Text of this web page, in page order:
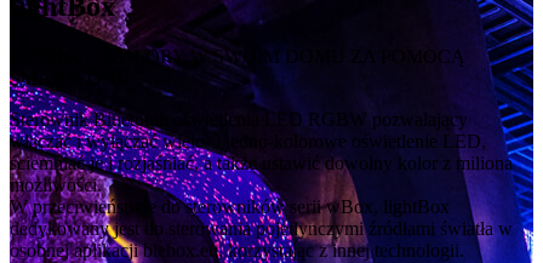
ZMIENIAJ KOLORY W SWOIM DOMU ZA POMOCĄ
SMARTFONU
Sterownik Bluetooth oświetlenia LED RGBW pozwalający
włączać i wyłączać wielo- i jedno-kolorowe oświetlenie LED,
ściemniać je i rozjaśniać, a także ustawić dowolny kolor z miliona
możliwości.
W przeciwieństwie do sterowników serii wBox, lightBox
dedykowany jest do sterowania pojedynczymi źródłami światła w
osobnej aplikacji blebox.eu, korzystając z innej technologii.